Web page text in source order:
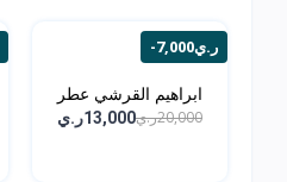
-7,000ر.ي
ابراهيم القرشي عطر
مسك...20,000ر.ي 13,000ر.ي